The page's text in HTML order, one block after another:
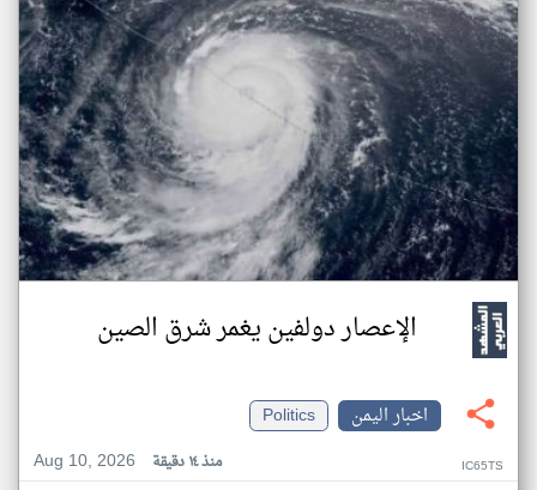
الإعصار دولفين يغمر شرق الصين
اخبار اليمن
Politics
Aug 10, 2026
منذ ١٤ دقيقة IC65TS